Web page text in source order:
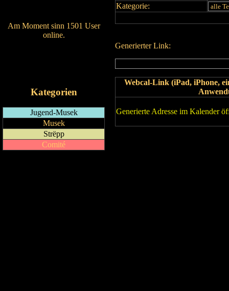
Am Moment sinn 1501 User
online.
Kategorien
Jugend-Musek
Musek
Strëpp
Comité
Kategorie:
Generierter Link:
Webcal-Link (iPad, iPhone,
Generierte Adresse im Kalender